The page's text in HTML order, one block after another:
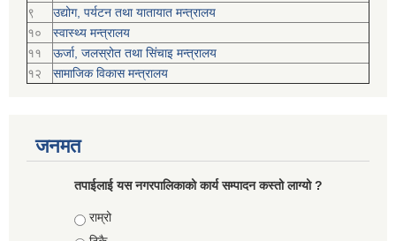
९
उद्योग, पर्यटन तथा यातायात मन्त्रालय
१०
स्वास्थ्य मन्त्रालय
११
ऊर्जा, जलस्रोत तथा सिंचाइ मन्त्रालय
१२
सामाजिक विकास मन्‍‍त्रालय
जनमत
तपाईलाई यस नगरपालिकाको कार्य सम्पादन कस्तो लाग्यो ?
Choices
राम्रो